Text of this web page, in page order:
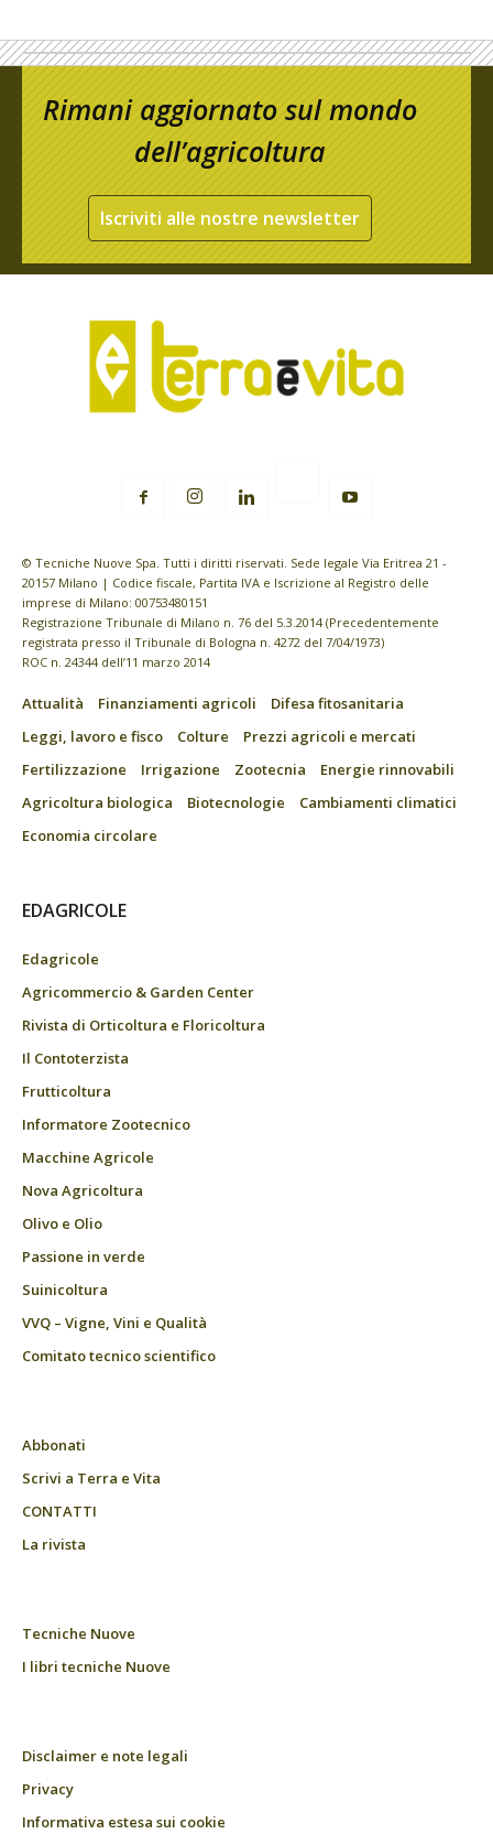
Rimani aggiornato sul mondo
dell’agricoltura
Iscriviti alle nostre newsletter
© Tecniche Nuove Spa. Tutti i diritti riservati. Sede legale Via Eritrea 21 -
20157 Milano | Codice fiscale, Partita IVA e Iscrizione al Registro delle
imprese di Milano: 00753480151
Registrazione Tribunale di Milano n. 76 del 5.3.2014 (Precedentemente
registrata presso il Tribunale di Bologna n. 4272 del 7/04/1973)
ROC n. 24344 dell’11 marzo 2014
Attualità Finanziamenti agricoli
Difesa fitosanitaria
Leggi, lavoro e fisco
Colture
Prezzi agricoli e mercati
Fertilizzazione
Irrigazione Zootecnia
Energie rinnovabili
Agricoltura biologica
Biotecnologie
Cambiamenti climatici
Economia circolare
EDAGRICOLE
Edagricole
Agricommercio & Garden Center
Rivista di Orticoltura e Floricoltura
Il Contoterzista
Frutticoltura
Informatore Zootecnico
Macchine Agricole
Nova Agricoltura
Olivo e Olio
Passione in verde
Suinicoltura
VVQ – Vigne, Vini e Qualità
Comitato tecnico scientifico
Abbonati
Scrivi a Terra e Vita
CONTATTI
La rivista
Tecniche Nuove
I libri tecniche Nuove
Disclaimer e note legali
Privacy
Informativa estesa sui cookie